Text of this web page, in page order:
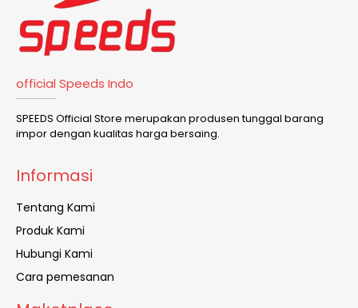
official Speeds Indo
SPEEDS Official Store merupakan produsen tunggal barang
impor dengan kualitas harga bersaing.
Informasi
Tentang Kami
Produk Kami
Hubungi Kami
Cara pemesanan